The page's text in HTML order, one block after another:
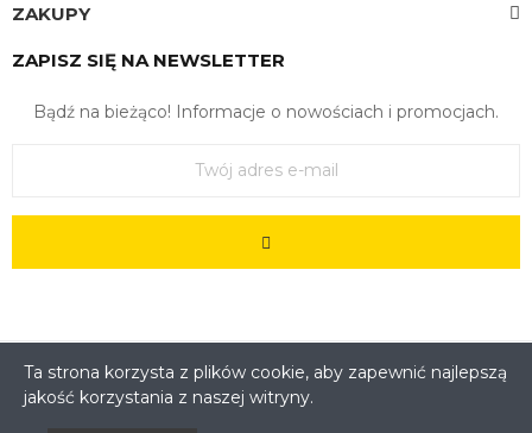
ZAKUPY
ZAPISZ SIĘ NA NEWSLETTER
Bądź na bieżąco! Informacje o nowościach i promocjach.
Copyright © 2022. All Rights Reserved - Feedersklep Sp. z
Ta strona korzysta z plików cookie, aby zapewnić najlepszą
jakość korzystania z naszej witryny.